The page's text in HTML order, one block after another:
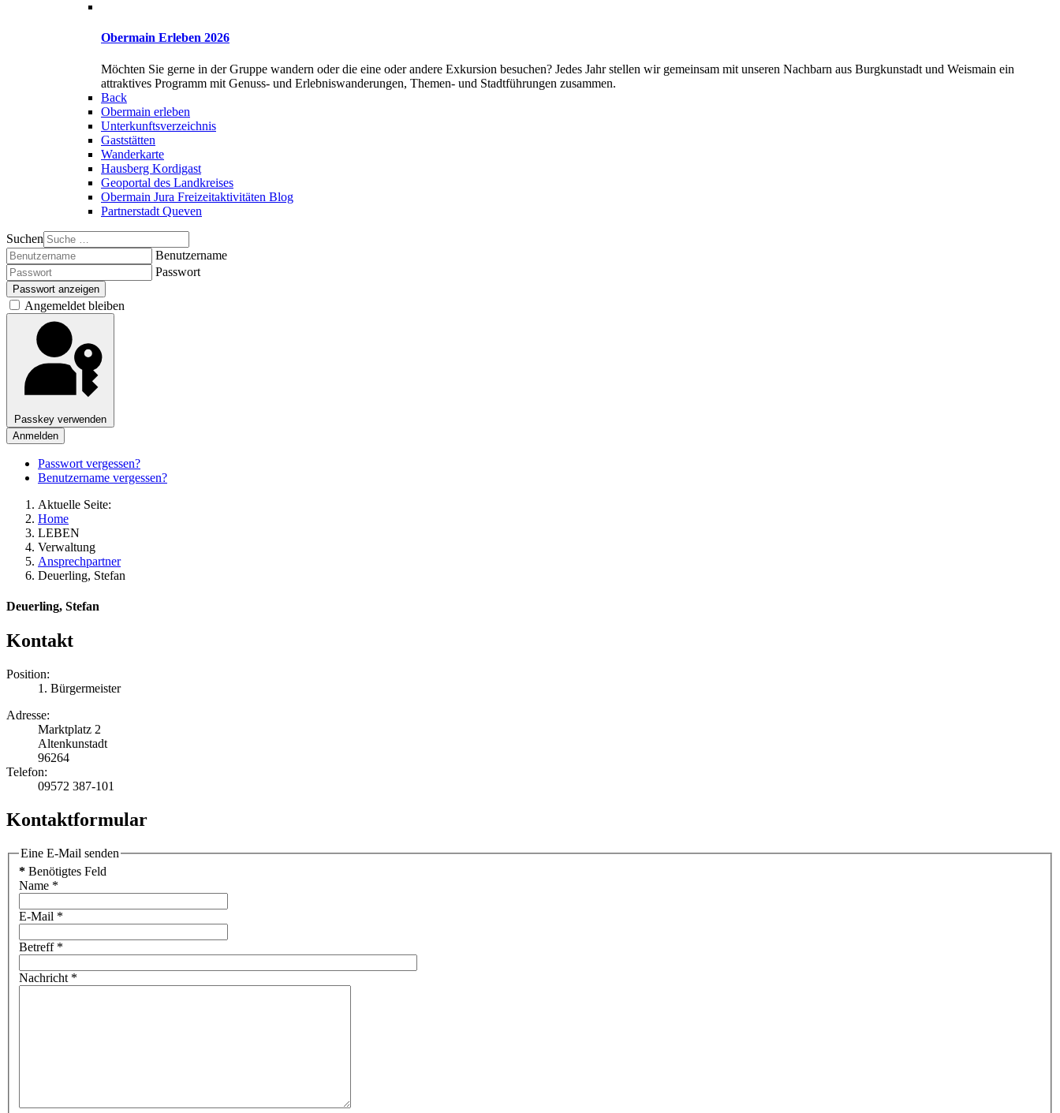
Obermain Erleben 2026
Möchten Sie gerne in der Gruppe wandern oder die eine oder andere Exkursion besuchen? Jedes Jahr stellen wir gemeinsam mit unseren Nachbarn aus Burgkunstadt und Weismain ein
attraktives Programm mit Genuss- und Erlebniswanderungen, Themen- und Stadtführungen zusammen.
Back
Obermain erleben
Unterkunftsverzeichnis
Gaststätten
Wanderkarte
Hausberg Kordigast
Geoportal des Landkreises
Obermain Jura Freizeitaktivitäten Blog
Partnerstadt Queven
Suchen
Benutzername
Passwort
Passwort anzeigen
Angemeldet bleiben
Passkey verwenden
Anmelden
Passwort vergessen?
Benutzername vergessen?
Aktuelle Seite:
Home
LEBEN
Verwaltung
Ansprechpartner
Deuerling, Stefan
Deuerling, Stefan
Kontakt
Position:
1. Bürgermeister
Adresse:
Marktplatz 2
Altenkunstadt
96264
Telefon:
09572 387-101
Kontaktformular
Eine E-Mail senden
* Benötigtes Feld
Name *
E-Mail *
Betreff*
Nachricht *